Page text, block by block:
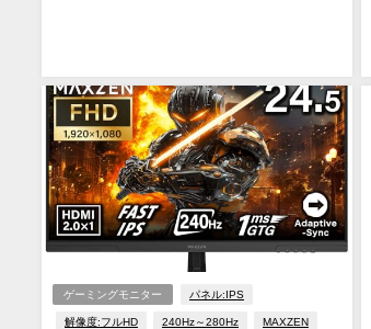
ゲーミングモニター パネル:IPS
解像度:フルHD 240Hz～280Hz MAXZEN